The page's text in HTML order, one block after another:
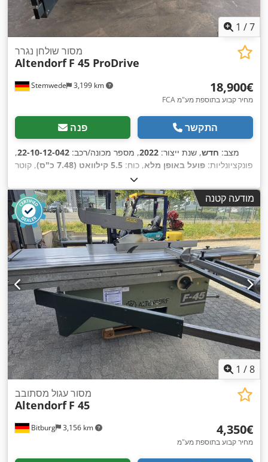
1 /7
Stemwede 3,199 km
מסור שולחן נגרר
Altendorf F 45 ProDrive
‏18,900 ‏€
FCA מחיר קבוע בתוספת מע"מ
פנה התקשר
מצב: חדש, שנת ייצור: 2022, מספר מכונה/רכב: 22-10-12-042
,
פונקציונליות: פועל באופן מלא, כוח: 5.5 קילוואט (7.48 כ"ס)
, קוטר
, סוג כיוונון גובה:
גובה שולחן:910 מ"מ , ציוד:מַנוֹתֵב, מגן ללהב מסור, תיעוד /
מדריך, מודעה קטנה
1 /8
Bitburg 3,156 km
מסור עגול מסתובב
Altendorf F 45
‏4,350 ‏€
מחיר קבוע בתוספת מע"מ